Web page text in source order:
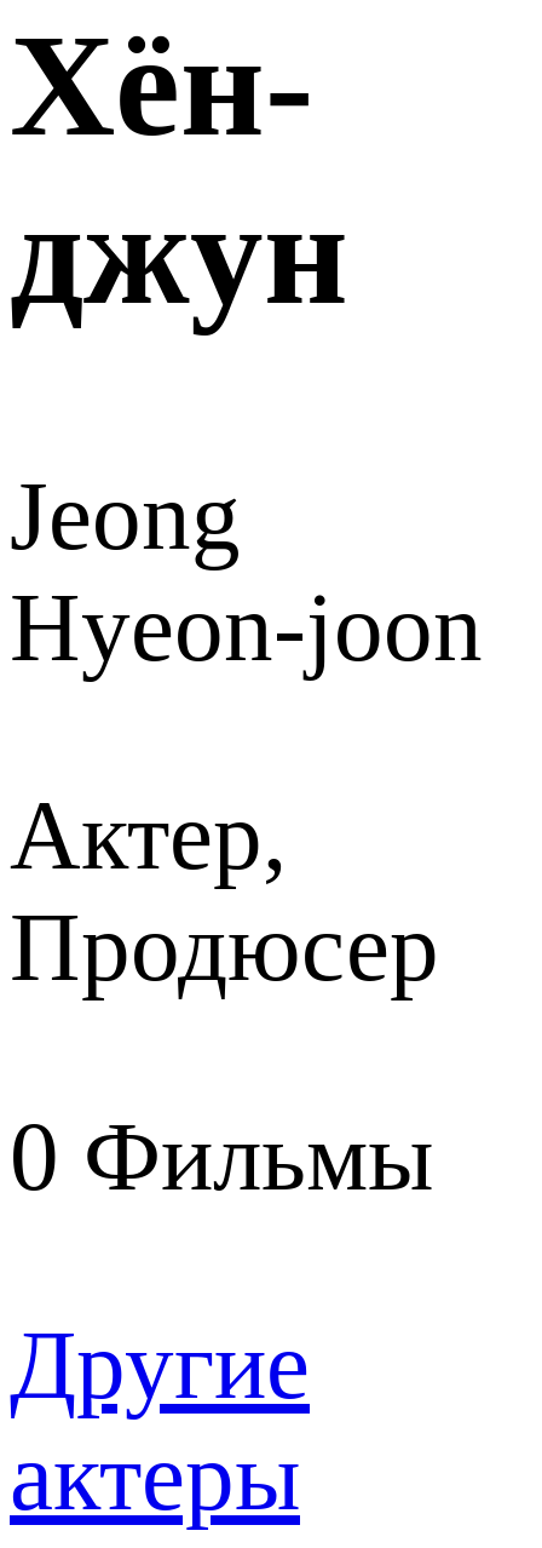
Хён-
джун
Jeong
Hyeon-joon
Актер,
Продюсер
0 Фильмы
Другие
актеры